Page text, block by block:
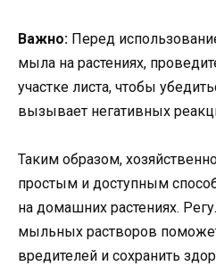
Важно: Перед
мыла на растениях,
участке листа, чтобы
вызывает негативных
Таким образом,
простым и доступным
на домашних растениях.
мыльных растворов
вредителей и сохранить